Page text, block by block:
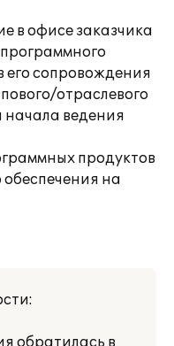
в офисе заказчика
его сопровождения
отраслевого
ведения
продуктов
на
обратилась в